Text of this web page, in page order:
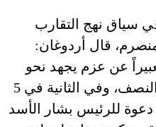
سياق نهج التقارب
سنتين على الأقل، في الأولى 28 حزيران المنصرم، قال أردوغان:
عن عزم يجهد نحو
كسر حواجز نفسية راكمتها أحداث طوال وعراض على مدى يقرب من العقد والنصف، وفي الثانية في 5
دعوة للرئيس بشار الأسد